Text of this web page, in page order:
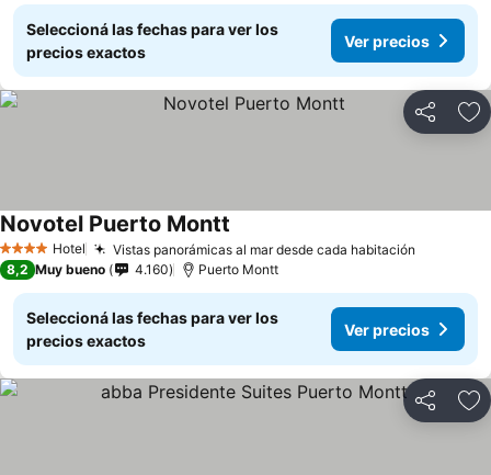
Seleccioná las fechas para ver los
precios exactos
Ver precios
Compartir
4 EstrellasHotel Vistas panorámicas al mar desde cada habitación
Novotel Puerto Montt
8,2 Muy bueno 4.160 Puerto Montt
Seleccioná las fechas para ver los
precios exactos
Ver precios
Compartir